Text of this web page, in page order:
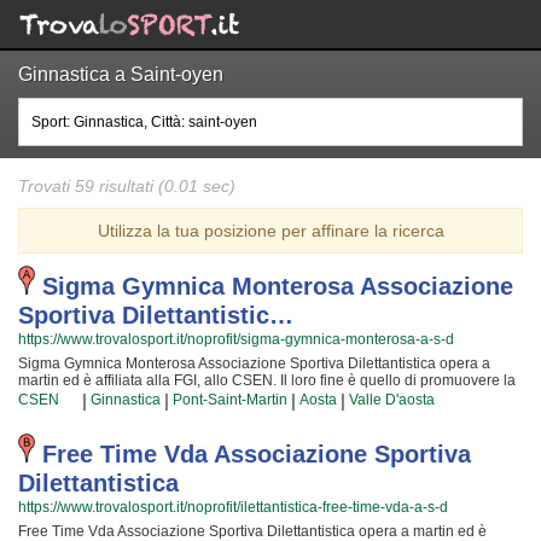
Ginnastica a Saint-oyen
Trovati 59 risultati (0.01 sec)
Utilizza la tua posizione per affinare la ricerca
Sigma Gymnica Monterosa Associazione
Sportiva Dilettantistic…
https://www.trovalosport.it/noprofit/sigma-gymnica-monterosa-a-s-d
Sigma Gymnica Monterosa Associazione Sportiva Dilettantistica opera a
martin ed è affiliata alla FGI, allo CSEN. Il loro fine è quello di promuovere la
ginnastica proponendo gare sul territorio e corsi per bambini, ragazzi e
adulti. L'attività è incentrata sia sulla definizione delle capacità motorie e
fisiche degli atleti sia sulla implementazione di quelle qualità personali che si
acquisiscono quotidianamente affrontando sfide complesse. Proprio per
questo motivo gli allenatori sono tra i più preparati della zona e sono capaci
di trasmettere quelle qualità in cui Sigma Gymnica Monterosa Associazione
Sportiva Dilettantistica crede fin dalla sua fondazione. La passione, i sacrifici
e la continua ricerca della chiave per migliorare e superare i propri limiti
personali rendono la ginnastica uno sport unico e da cui si viene
CSEN | Ginnastica | Pont-Saint-Martin | Aosta | Valle D'aosta
Free Time Vda Associazione Sportiva
Dilettantistica
https://www.trovalosport.it/noprofit/ilettantistica-free-time-vda-a-s-d
Free Time Vda Associazione Sportiva Dilettantistica opera a martin ed è